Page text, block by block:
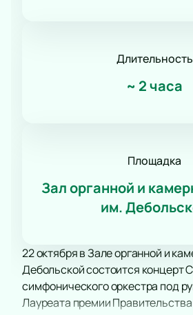
Длительность
~ 2 часа
Площадка
Зал органной и
им.
22 октября в Зале органной и
Дебольской состоится концерт
симфонического оркестра под
Лауреата премии